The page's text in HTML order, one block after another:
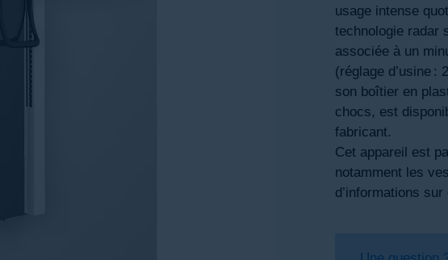
usage intense
technologie radar
associée à un
(réglage d’usine :
son boîtier en
chocs, est
fabricant.
Cet appareil est
notamment les
d’informations